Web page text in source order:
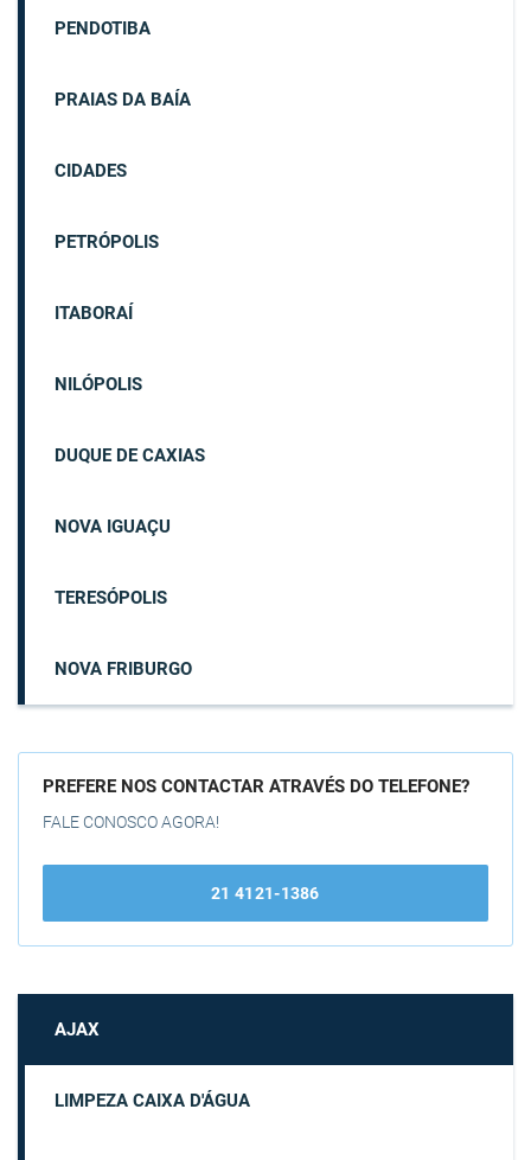
PENDOTIBA
PRAIAS DA BAÍA
CIDADES
PETRÓPOLIS
ITABORAÍ
NILÓPOLIS
DUQUE DE CAXIAS
NOVA IGUAÇU
TERESÓPOLIS
NOVA FRIBURGO
PREFERE NOS CONTACTAR ATRAVÉS DO TELEFONE?
FALE CONOSCO AGORA!
21 4121-1386
AJAX
LIMPEZA CAIXA D'ÁGUA